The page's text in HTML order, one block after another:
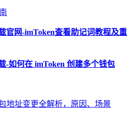
官网-imToken查看助记词教程及重
-如何在 imToken 创建多个钱包